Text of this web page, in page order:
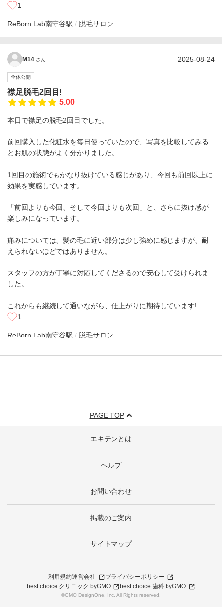
1
ReBorn Lab南守谷駅 脱毛サロン
M14 さん 2025-08-24
全体公開
襟足脱毛2回目!
5.00
本日で襟足の脱毛2回目でした。
前回購入した化粧水を毎日使っていたので、写真を比較してみる
とお肌の状態がよく分かりました。
1回目の施術でもかなり抜けている感じがあり、今回も前回以上に
効果を実感しています。
「前回よりも今回、そして今回よりも次回」と、さらに抜け感が
楽しみになっています。
痛みについては、髪の毛に近い部分は少し強めに感じますが、耐
えられないほどではありません。
スタッフの方が丁寧に対応してくださるので安心して受けられま
した。
これからも継続して通いながら、仕上がりに期待しています!
1
ReBorn Lab南守谷駅 脱毛サロン
PAGE TOP
エキテンとは
ヘルプ
お問い合わせ
掲載のご案内
サイトマップ
利用規約運営会社
プライバシーポリシー
best choice クリニック byGMO
best choice 歯科 byGMO
©GMO DesignOne, Inc. All Rights reserved.